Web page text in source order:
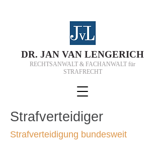
DR. JAN VAN LENGERICH
RECHTSANWALT & FACHANWALT für
STRAFRECHT
Strafverteidiger
Strafverteidigung bundesweit​